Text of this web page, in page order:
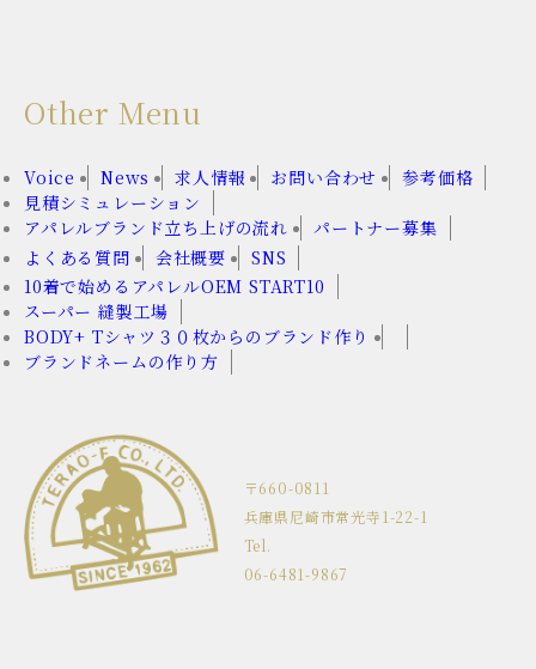
〒660-0811
兵庫県尼崎市常光寺1-22-1
Tel.
06-6481-9867
Other Menu
Voice News 求人情報 お問い合わせ
参考価格
見積シミュレーション
アパレルブランド立ち上げの流れ
パートナー募集
よくある質問
会社概要
SNS
10着で始めるアパレルOEM START10
スーパー 縫製工場
BODY+ Tシャツ３０枚からのブランド作り
ブランドネームの作り方